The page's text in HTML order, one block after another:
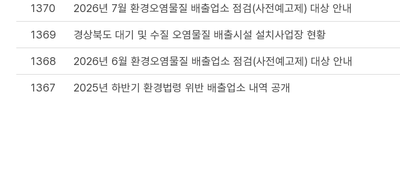
1370 2026년 7월 환경오염물질 배출업소 점검(사전예고제) 대상 안내
1369 경상북도 대기 및 수질 오염물질 배출시설 설치사업장 현황
1368 2026년 6월 환경오염물질 배출업소 점검(사전예고제) 대상 안내
1367 2025년 하반기 환경법령 위반 배출업소 내역 공개